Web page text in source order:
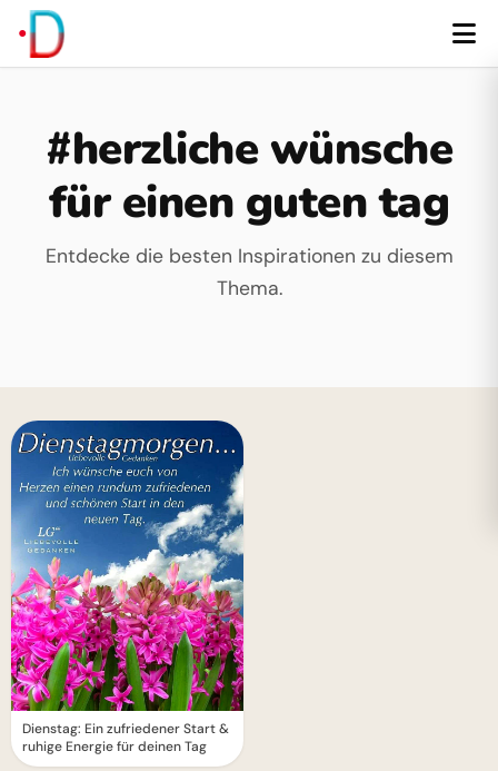
#herzliche wünsche
für einen guten tag
Entdecke die besten Inspirationen zu diesem
Thema.
Dienstag: Ein zufriedener Start &
ruhige Energie für deinen Tag